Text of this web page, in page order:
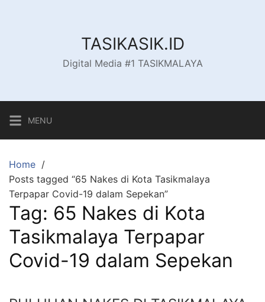
TASIKASIK.ID
Digital Media #1 TASIKMALAYA
MENU
Home
Posts tagged “65 Nakes di Kota Tasikmalaya
Terpapar Covid-19 dalam Sepekan”
Tag: 65 Nakes di Kota
Tasikmalaya Terpapar
Covid-19 dalam Sepekan